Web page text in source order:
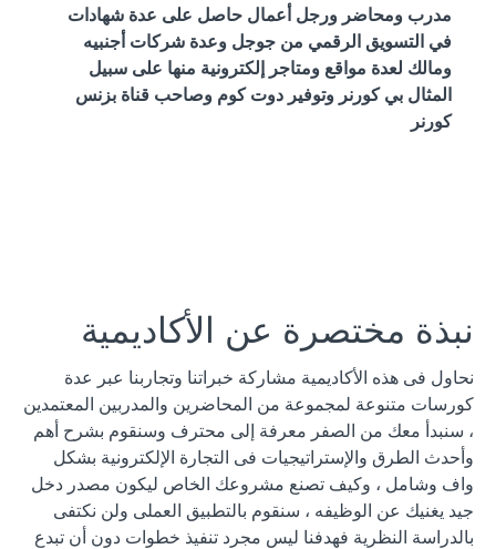
مدرب ومحاضر ورجل أعمال حاصل على عدة شهادات
في التسويق الرقمي من جوجل وعدة شركات أجنبيه
ومالك لعدة مواقع ومتاجر إلكترونية منها على سبيل
المثال بي كورنر وتوفير دوت كوم وصاحب قناة بزنس
كورنر
نبذة مختصرة عن الأكاديمية
نحاول فى هذه الأكاديمية مشاركة خبراتنا وتجاربنا عبر عدة
كورسات متنوعة لمجموعة من المحاضرين والمدربين المعتمدين
، سنبدأ معك من الصفر معرفة إلى محترف وسنقوم بشرح أهم
وأحدث الطرق والإستراتيجيات فى التجارة الإلكترونية بشكل
واف وشامل ، وكيف تصنع مشروعك الخاص ليكون مصدر دخل
جيد يغنيك عن الوظيفه ، سنقوم بالتطبيق العملى ولن نكتفى
بالدراسة النظرية فهدفنا ليس مجرد تنفيذ خطوات دون أن تبدع